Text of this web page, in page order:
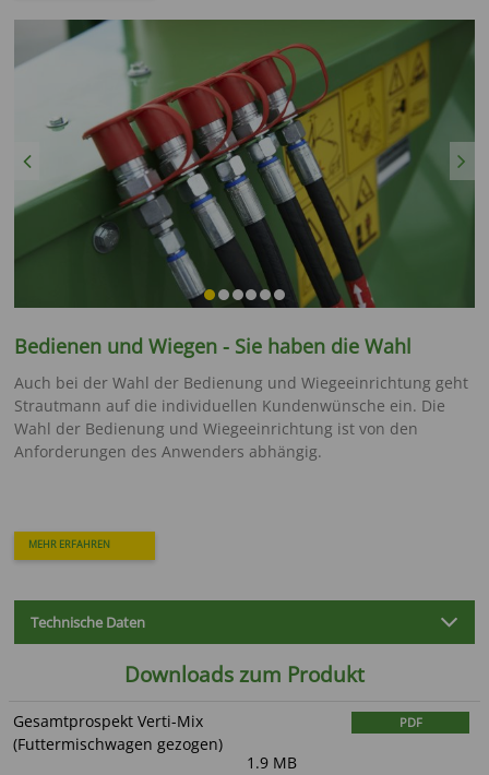
Previous
Bedienen und Wiegen - Sie haben die Wahl
Auch bei der Wahl der Bedienung und Wiegeeinrichtung geht
Strautmann auf die individuellen Kundenwünsche ein. Die
Wahl der Bedienung und Wiegeeinrichtung ist von den
Anforderungen des Anwenders abhängig.
MEHR ERFAHREN
Technische Daten
Downloads zum Produkt
Gesamtprospekt Verti-Mix
(Futtermischwagen gezogen)
PDF
1.9 MB